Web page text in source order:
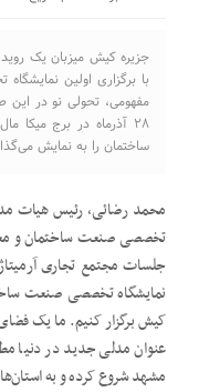
جزیره کیش میزبان یک
با برگزاری اولین
۲۸ آذرماه در برج
ساختمان را به نمایش
محمد رضائی، رئیس هیات
تخصصی صنعت ساختمان و
جلسات مجتمع تجاری
نمایشگاه تخصصی صنعت
کیش برگزار کنیم. ما یک
عنوان مدلی جدید در دنیا
مشهد شروع کرده و به